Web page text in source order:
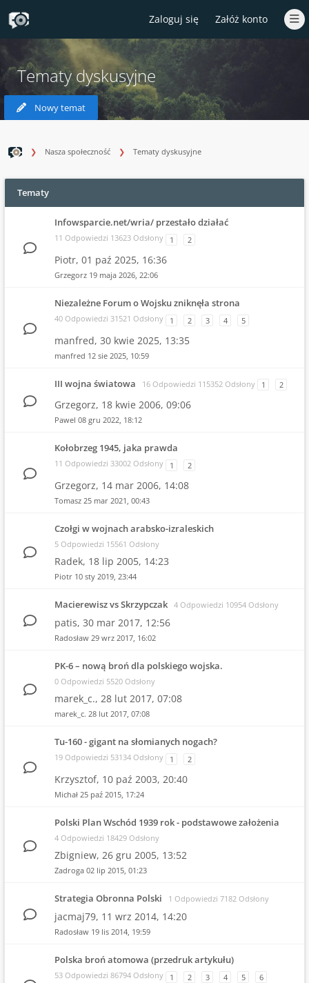
Zaloguj się Załóż konto
Tematy dyskusyjne
Nowy temat
Nasza społeczność Tematy dyskusyjne
Tematy
Infowsparcie.net/wria/ przestało działać
11 Odpowiedzi 13623 Odsłony 1 2
Piotr, 01 paź 2025, 16:36
Grzegorz 19 maja 2026, 22:06
Niezależne Forum o Wojsku zniknęła strona
40 Odpowiedzi 31521 Odsłony 1 2 3 4 5
manfred, 30 kwie 2025, 13:35
manfred 12 sie 2025, 10:59
III wojna światowa 16 Odpowiedzi 115352 Odsłony 1 2
Grzegorz, 18 kwie 2006, 09:06
Pawel 08 gru 2022, 18:12
Kołobrzeg 1945, jaka prawda
11 Odpowiedzi 33002 Odsłony 1 2
Grzegorz, 14 mar 2006, 14:08
Tomasz 25 mar 2021, 00:43
Czołgi w wojnach arabsko-izraleskich
5 Odpowiedzi 15561 Odsłony
Radek, 18 lip 2005, 14:23
Piotr 10 sty 2019, 23:44
Macierewisz vs Skrzypczak 4 Odpowiedzi 10954 Odsłony
patis, 30 mar 2017, 12:56
Radosław 29 wrz 2017, 16:02
PK-6 – nową broń dla polskiego wojska.
0 Odpowiedzi 5520 Odsłony
marek_c., 28 lut 2017, 07:08
marek_c. 28 lut 2017, 07:08
Tu-160 - gigant na słomianych nogach?
19 Odpowiedzi 53134 Odsłony 1 2
Krzysztof, 10 paź 2003, 20:40
Michał 25 paź 2015, 17:24
Polski Plan Wschód 1939 rok - podstawowe założenia
4 Odpowiedzi 18429 Odsłony
Zbigniew, 26 gru 2005, 13:52
Zadroga 02 lip 2015, 01:23
Strategia Obronna Polski 1 Odpowiedzi 7182 Odsłony
jacmaj79, 11 wrz 2014, 14:20
Radosław 19 lis 2014, 19:59
Polska broń atomowa (przedruk artykułu)
53 Odpowiedzi 86794 Odsłony 1 2 3 4 5 6